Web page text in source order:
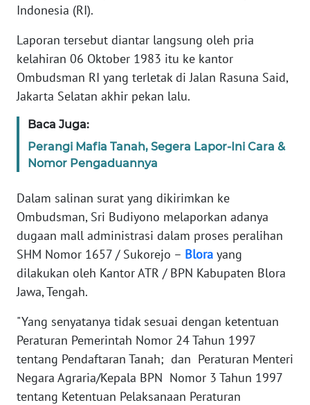
Indonesia (RI).
Laporan tersebut diantar langsung oleh pria
kelahiran 06 Oktober 1983 itu ke kantor
Ombudsman RI yang terletak di Jalan Rasuna Said,
Jakarta Selatan akhir pekan lalu.
Baca Juga:
Perangi Mafia Tanah, Segera Lapor-Ini Cara &
Nomor Pengaduannya
Dalam salinan surat yang dikirimkan ke
Ombudsman, Sri Budiyono melaporkan adanya
dugaan mall administrasi dalam proses peralihan
SHM Nomor 1657 / Sukorejo – Blora yang
dilakukan oleh Kantor ATR / BPN Kabupaten Blora
Jawa, Tengah.
"Yang senyatanya tidak sesuai dengan ketentuan
Peraturan Pemerintah Nomor 24 Tahun 1997
tentang Pendaftaran Tanah; dan Peraturan Menteri
Negara Agraria/Kepala BPN Nomor 3 Tahun 1997
tentang Ketentuan Pelaksanaan Peraturan
KARIR
DISCLAIMER
Wahana
News
Regional
WN
SUMUT
WN
JAKARTA
WN
JABAR
BANTEN
WN
NTT